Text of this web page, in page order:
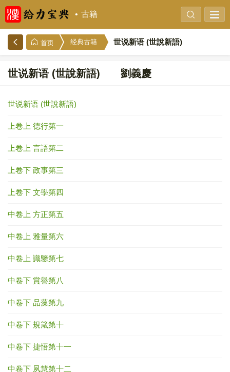
古籍
首页 经典古籍 世说新语 (世說新語)
世说新语 (世說新語) 劉義慶
世说新语 (世說新語)
上卷上 德行第一
上卷上 言語第二
上卷下 政事第三
上卷下 文學第四
中卷上 方正第五
中卷上 雅量第六
中卷上 識鑒第七
中卷下 賞譽第八
中卷下 品藻第九
中卷下 規箴第十
中卷下 捷悟第十一
中卷下 夙慧第十二